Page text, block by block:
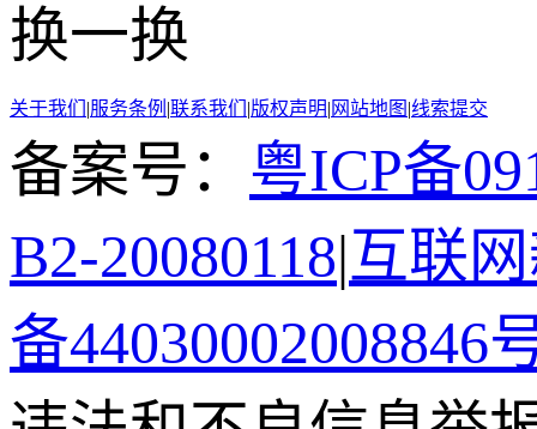
换一换
关于我们 |服务条例 |联系我们 |版权声明| 网站地图 |线索提交
备案号： 粤ICP备
B2-20080118|互联
备44030002008846